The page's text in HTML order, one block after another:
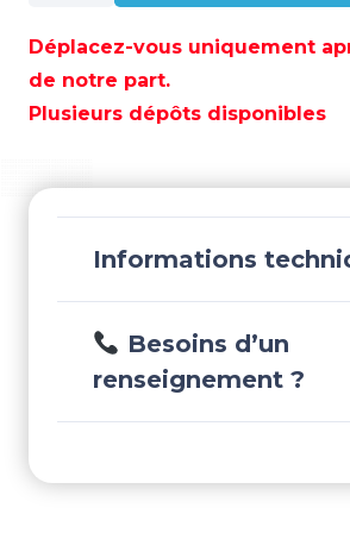
-
REC337774
Déplacez-vous uniquement
de notre part.
Plusieurs dépôts disponibles
Informations
Besoins d’un
renseignement ?